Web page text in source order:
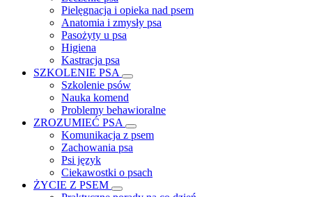
Pielęgnacja i opieka nad psem
Anatomia i zmysły psa
Pasożyty u psa
Higiena
Kastracja psa
SZKOLENIE PSA
Szkolenie psów
Nauka komend
Problemy behawioralne
ZROZUMIEĆ PSA
Komunikacja z psem
Zachowania psa
Psi język
Ciekawostki o psach
ŻYCIE Z PSEM